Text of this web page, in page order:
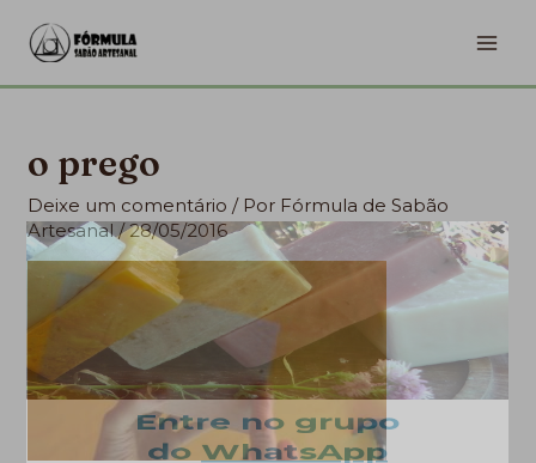
para
o
o prego
Deixe um comentário / Por Fórmula de Sabão
Artesanal/28/05/2016